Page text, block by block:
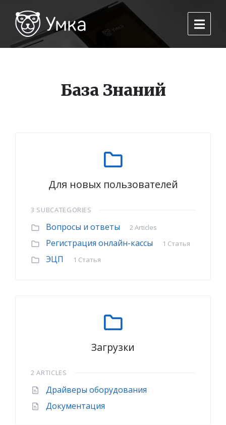
База Знаний
Для новых пользователей
3 SUBCATEGORIES
Вопросы и ответы 2 Articles
Регистрация онлайн-кассы 1 Статья
ЭЦП 1 Статья
Загрузки
2 ARTICLES
Драйверы оборудования
Документация